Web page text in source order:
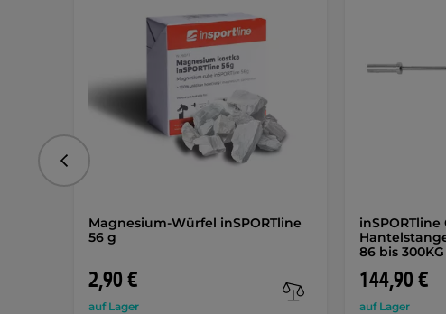
Magnesium-Würfel inSPORTline
56 g
2,90 €
auf Lager
inSPORTline
86 bis 300KG
144,90 €
auf Lager
vorhergehend